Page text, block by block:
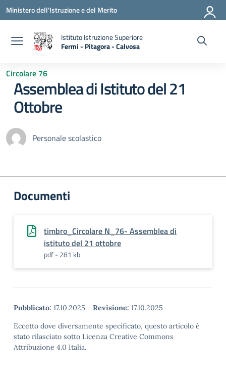
Vai ai contenuti
Vai al menu di navigazione
Vai al footer
Ministero dell'Istruzione e del Merito
Istituto Istruzione Superiore
Fermi - Pitagora - Calvosa
— Visita la pagina iniziale della scuola
Circolare 76
Assemblea di Istituto del 21
Ottobre
Personale scolastico
Documenti
timbro_Circolare N_76- Assemblea di
istituto del 21 ottobre
pdf - 281 kb
Pubblicato: 17.10.2025 - Revisione: 17.10.2025
Eccetto dove diversamente specificato, questo articolo è
stato rilasciato sotto Licenza Creative Commons
Attribuzione 4.0 Italia.